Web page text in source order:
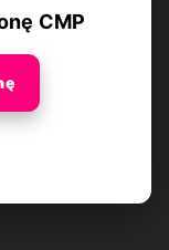
CMP